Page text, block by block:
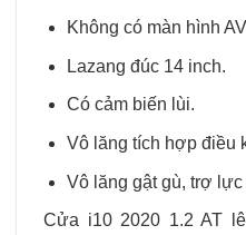
Không có màn hình
Lazang đúc 14 inch.
Có cảm biến lùi.
Vô lăng tích hợp điều
Vô lăng gật gù, trợ lực
Cửa i10 2020 1.2 AT